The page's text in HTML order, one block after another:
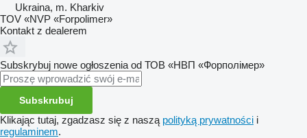
Ukraina, m. Kharkiv
TOV «NVP «Forpolimer»
Kontakt z dealerem
Subskrybuj nowe ogłoszenia od ТОВ «НВП «Форполімер»
Subskrubuj
Klikając tutaj, zgadzasz się z naszą polityką prywatności i
regulaminem.